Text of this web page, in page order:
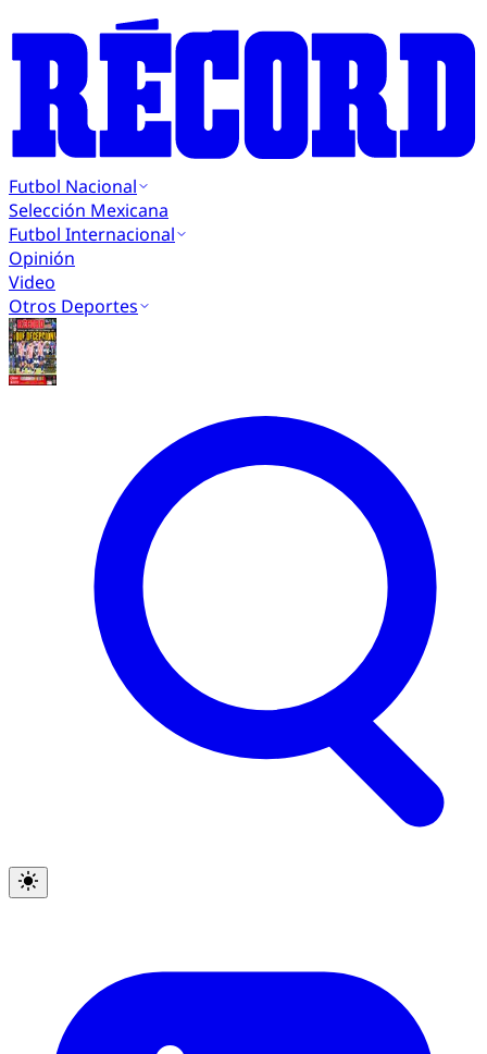
Futbol Nacional
Selección Mexicana
Futbol Internacional
Opinión
Video
Otros Deportes